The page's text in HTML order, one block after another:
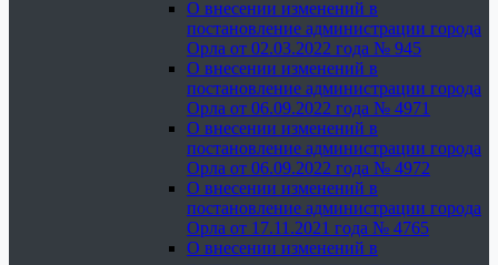
О внесении изменений в
постановление администрации города
Орла от 02.03.2022 года № 945
О внесении изменений в
постановление администрации города
Орла от 06.09.2022 года № 4971
О внесении изменений в
постановление администрации города
Орла от 06.09.2022 года № 4972
О внесении изменений в
постановление администрации города
Орла от 17.11.2021 года № 4765
О внесении изменений в